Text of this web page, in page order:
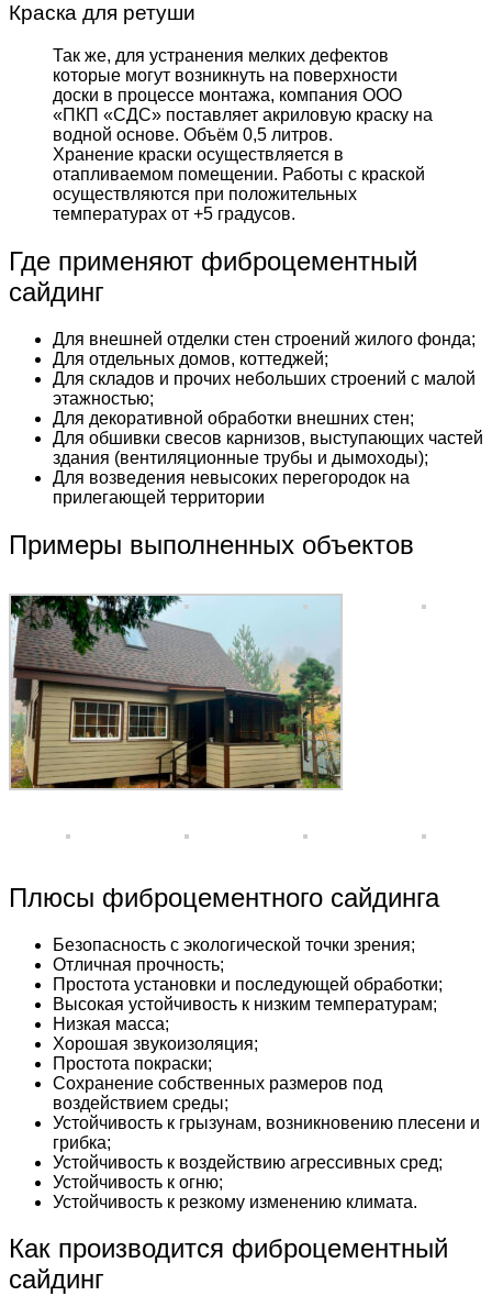
Краска для ретуши
Так же, для устранения мелких дефектов
которые могут возникнуть на поверхности
доски в процессе монтажа, компания ООО
«ПКП «СДС» поставляет акриловую краску на
водной основе. Объём 0,5 литров.
Хранение краски осуществляется в
отапливаемом помещении. Работы с краской
осуществляются при положительных
температурах от +5 градусов.
Где применяют фиброцементный
сайдинг
Для внешней отделки стен строений жилого фонда;
Для отдельных домов, коттеджей;
Для складов и прочих небольших строений с малой
этажностью;
Для декоративной обработки внешних стен;
Для обшивки свесов карнизов, выступающих частей
здания (вентиляционные трубы и дымоходы);
Для возведения невысоких перегородок на
прилегающей территории
Примеры выполненных объектов
Плюсы фиброцементного сайдинга
Безопасность с экологической точки зрения;
Отличная прочность;
Простота установки и последующей обработки;
Высокая устойчивость к низким температурам;
Низкая масса;
Хорошая звукоизоляция;
Простота покраски;
Сохранение собственных размеров под
воздействием среды;
Устойчивость к грызунам, возникновению плесени и
грибка;
Устойчивость к воздействию агрессивных сред;
Устойчивость к огню;
Устойчивость к резкому изменению климата.
Как производится фиброцементный
сайдинг